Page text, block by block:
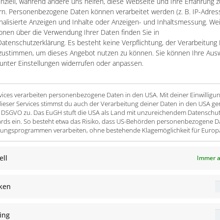
Personenbezogene Daten können verarbeitet werden (z. B. IP-
Anzeigen und Inhalte oder Anzeigen- und Inhaltsmessung.
über die Verwendung Ihrer Daten finden Sie in
Es besteht keine Verpflichtung, der Verarbeitung
um dieses Angebot nutzen zu können. Sie können Ihre
Einstellungen widerrufen oder anpassen.
verarbeiten personenbezogene Daten in den USA. Mit deiner
Services stimmst du auch der Verarbeitung deiner Daten in den USA
DSGVO zu. Das EuGH stuft die USA als Land mit unzureichendem
ein. So besteht etwa das Risiko, dass US-Behörden personenbezogene
verarbeiten, ohne bestehende Klagemöglichkeit für
Immer
unterschiedlichster Quellen und manueller Prozesse extrem
hinsichtlich Datenqualität und
durch berechenbare KPIs operationalisiert.
Daten der ERP Systeme genutzt, zusätzlich notwendige
Tochterfirmen wird mittels SAP BI Integrated Planning